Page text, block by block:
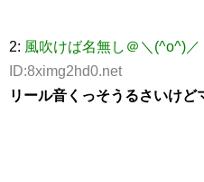
2: 風吹けば名無し＠＼(^o^)／
ID:8ximg2hd0.net
リール音くっそうるさいけ